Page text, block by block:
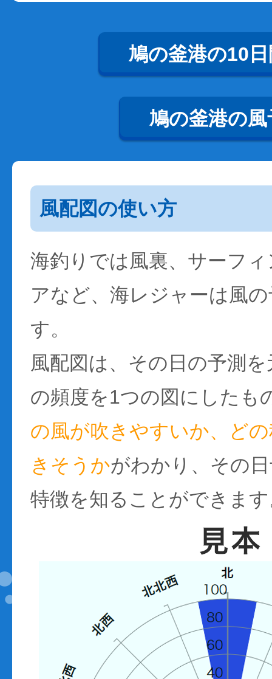
鳩の釜港の10
鳩の釜港の風
風配図の使い方
海釣りでは風裏、サーフ
アなど、海レジャーは風
す。
風配図は、その日の予測
の頻度を1つの図にしたも
の風が吹きやすいか、ど
きそうかがわかり、その
特徴を知ることができま